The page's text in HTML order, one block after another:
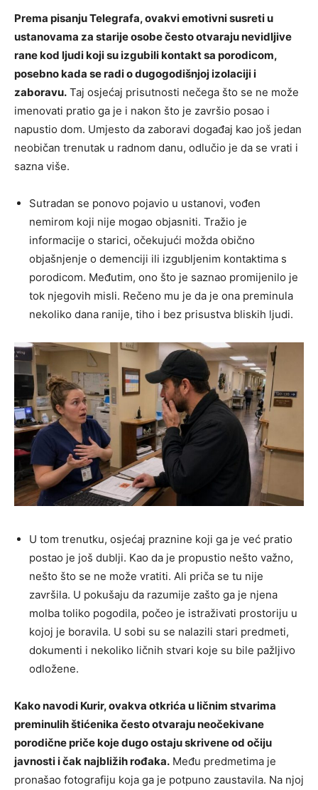
Prema pisanju Telegrafa, ovakvi emotivni susreti u
ustanovama za starije osobe često otvaraju nevidljive
rane kod ljudi koji su izgubili kontakt sa porodicom,
posebno kada se radi o dugogodišnjoj izolaciji i
zaboravu. Taj osjećaj prisutnosti nečega što se ne može
imenovati pratio ga je i nakon što je završio posao i
napustio dom. Umjesto da zaboravi događaj kao još jedan
neobičan trenutak u radnom danu, odlučio je da se vrati i
sazna više.
Sutradan se ponovo pojavio u ustanovi, vođen
nemirom koji nije mogao objasniti. Tražio je
informacije o starici, očekujući možda obično
objašnjenje o demenciji ili izgubljenim kontaktima s
porodicom. Međutim, ono što je saznao promijenilo je
tok njegovih misli. Rečeno mu je da je ona preminula
nekoliko dana ranije, tiho i bez prisustva bliskih ljudi.
U tom trenutku, osjećaj praznine koji ga je već pratio
postao je još dublji. Kao da je propustio nešto važno,
nešto što se ne može vratiti. Ali priča se tu nije
završila. U pokušaju da razumije zašto ga je njena
molba toliko pogodila, počeo je istraživati prostoriju u
kojoj je boravila. U sobi su se nalazili stari predmeti,
dokumenti i nekoliko ličnih stvari koje su bile pažljivo
odložene.
Kako navodi Kurir, ovakva otkrića u ličnim stvarima
preminulih štićenika često otvaraju neočekivane
porodične priče koje dugo ostaju skrivene od očiju
javnosti i čak najbližih rođaka. Među predmetima je
pronašao fotografiju koja ga je potpuno zaustavila. Na njoj